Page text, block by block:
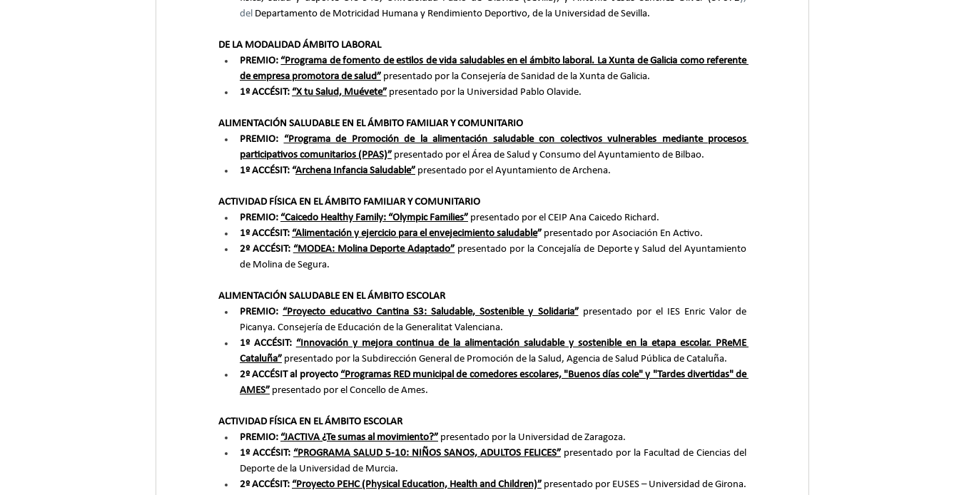
del Departamento de Motricidad Humana y Rendimiento Deportivo, de la Universidad de Sevilla.
DE LA MODALIDAD ÁMBITO LABORAL
PREMIO: “Programa de fomento de estilos de vida saludables en el ámbito laboral. La Xunta de Galicia como referente
de empresa promotora de salud” presentado por la Consejería de Sanidad de la Xunta de Galicia.
1º ACCÉSIT: “X tu Salud, Muévete” presentado por la Universidad Pablo Olavide.
ALIMENTACIÓN SALUDABLE EN EL ÁMBITO FAMILIAR Y COMUNITARIO
PREMIO: “Programa de Promoción de la alimentación saludable con colectivos vulnerables mediante procesos
participativos comunitarios (PPAS)” presentado por el Área de Salud y Consumo del Ayuntamiento de Bilbao.
1º ACCÉSIT: “Archena Infancia Saludable” presentado por el Ayuntamiento de Archena.
ACTIVIDAD FÍSICA EN EL ÁMBITO FAMILIAR Y COMUNITARIO
PREMIO: “Caicedo Healthy Family: “Olympic Families” presentado por el CEIP Ana Caicedo Richard.
1º ACCÉSIT: “Alimentación y ejercicio para el envejecimiento saludable” presentado por Asociación En Activo.
2º ACCÉSIT: “MODEA: Molina Deporte Adaptado” presentado por la Concejalía de Deporte y Salud del Ayuntamiento
de Molina de Segura.
ALIMENTACIÓN SALUDABLE EN EL ÁMBITO ESCOLAR
PREMIO: “Proyecto educativo Cantina S3: Saludable, Sostenible y Solidaria” presentado por el IES Enric Valor de
Picanya. Consejería de Educación de la Generalitat Valenciana.
1º ACCÉSIT: “Innovación y mejora continua de la alimentación saludable y sostenible en la etapa escolar. PReME
Cataluña” presentado por la Subdirección General de Promoción de la Salud, Agencia de Salud Pública de Cataluña.
2º ACCÉSIT al proyecto “Programas RED municipal de comedores escolares, "Buenos días cole" y "Tardes divertidas" de
AMES” presentado por el Concello de Ames.
ACTIVIDAD FÍSICA EN EL ÁMBITO ESCOLAR
PREMIO: “JACTIVA ¿Te sumas al movimiento?” presentado por la Universidad de Zaragoza.
1º ACCÉSIT: “PROGRAMA SALUD 5-10: NIÑOS SANOS, ADULTOS FELICES” presentado por la Facultad de Ciencias del
Deporte de la Universidad de Murcia.
2º ACCÉSIT: “Proyecto PEHC (Physical Education, Health and Children)” presentado por EUSES – Universidad de Girona.